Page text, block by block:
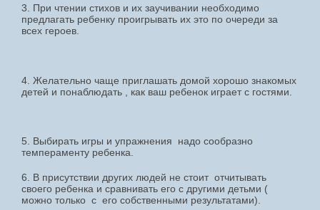
3. При чтении стихов и их заучивании необходимо
предлагать ребенку проигрывать их это по очереди за
всех героев.
4. Желательно чаще приглашать домой хорошо знакомых
детей и понаблюдать , как ваш ребенок играет с гостями.
5. Выбирать игры и упражнения надо сообразно
темпераменту ребенка.
6. В присутствии других людей не стоит отчитывать
своего ребенка и сравнивать его с другими детьми (
можно только с его собственными результатами).